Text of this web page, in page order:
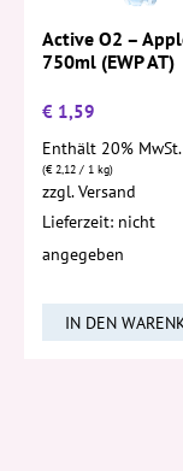
Active O2 –
750ml (EWP AT)
€ 1,59
Enthält 20% MwSt.
(€2,12 / 1 kg)
zzgl.Versand
Lieferzeit: nicht
angegeben
IN DEN